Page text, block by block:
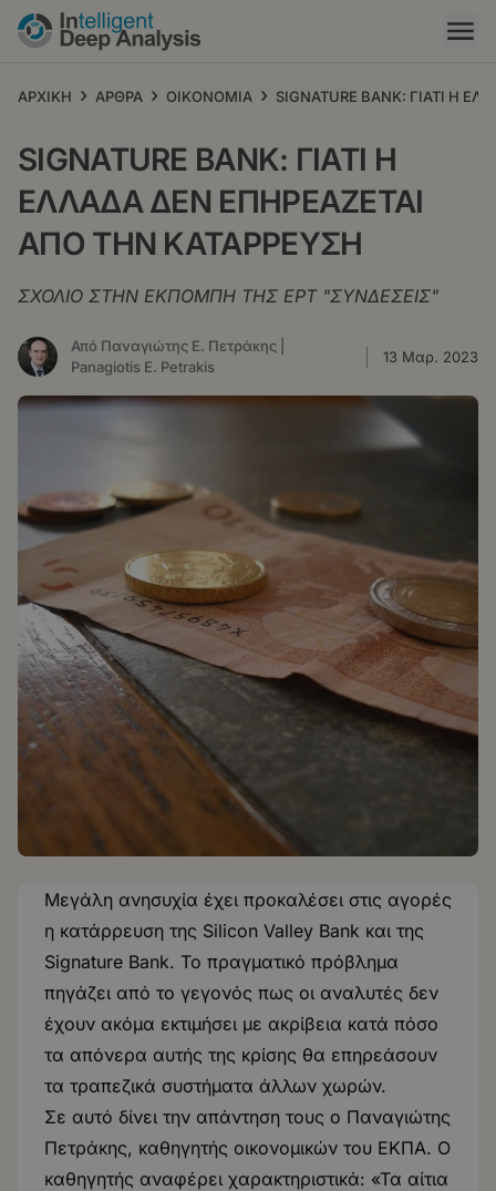
Παράκαμψη
προς
κυρίως
ΑΡΧΙΚΗ › ΑΡΘΡΑ › ΟΙΚΟΝΟΜΙΑ › SIGNATURE BANK: ΓΙΑΤΙ Η
SIGNATURE BANK: ΓΙΑΤΙ Η
ΕΛΛΑΔΑ ΔΕΝ ΕΠΗΡΕΑΖΕΤΑΙ
ΑΠΟ ΤΗΝ ΚΑΤΑΡΡΕΥΣΗ
ΣΧΟΛΙΟ ΣΤΗΝ ΕΚΠΟΜΠΗ ΤΗΣ ΕΡΤ "ΣΥΝΔΕΣΕΙΣ"
Από Παναγιώτης Ε. Πετράκης |
Panagiotis E. Petrakis
13 Μαρ. 2023
Μεγάλη ανησυχία έχει προκαλέσει στις αγορές
η κατάρρευση της Silicon Valley Bank και της
Signature Bank. Το πραγματικό πρόβλημα
πηγάζει από το γεγονός πως οι αναλυτές δεν
έχουν ακόμα εκτιμήσει με ακρίβεια κατά πόσο
τα απόνερα αυτής της κρίσης θα επηρεάσουν
τα τραπεζικά συστήματα άλλων χωρών.
Σε αυτό δίνει την απάντηση τους ο Παναγιώτης
Πετράκης, καθηγητής οικονομικών του ΕΚΠΑ. Ο
καθηγητής αναφέρει χαρακτηριστικά: «Τα αίτια